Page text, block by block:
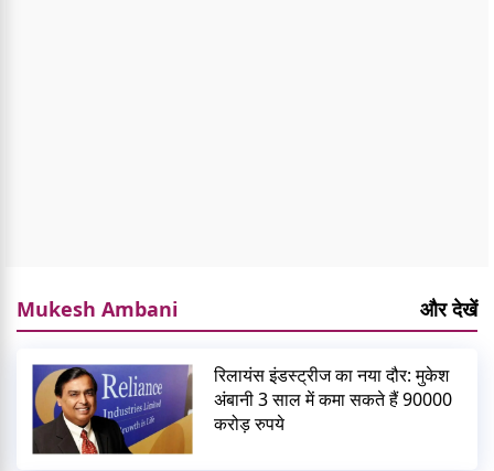
Mukesh Ambani और देखें
रिलायंस इंडस्ट्रीज का नया दौर: मुकेश
अंबानी 3 साल में कमा सकते हैं 90000
करोड़ रुपये